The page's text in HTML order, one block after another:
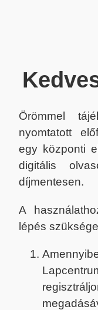
Örömmel
nyomtatott
egy központi
digitális
díjmentesen.
A
lépés